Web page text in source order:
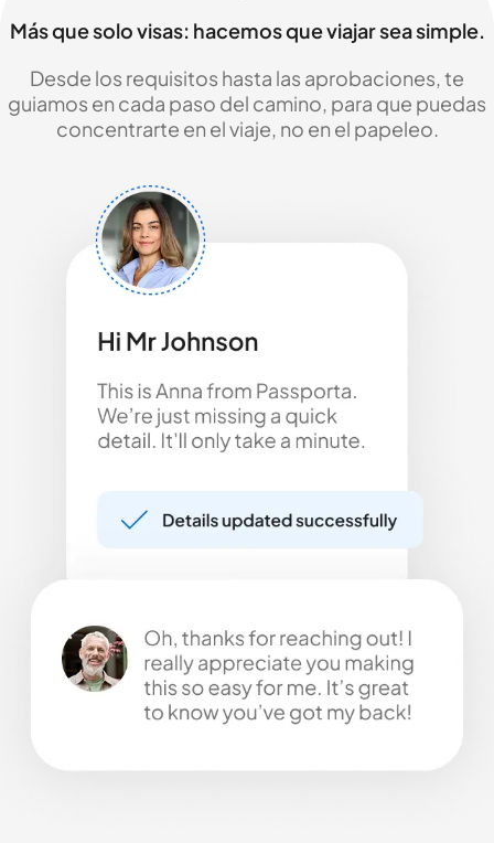
Más que solo visas: hacemos que viajar sea simple.
Desde los requisitos hasta las aprobaciones, te
guiamos en cada paso del camino, para que puedas
concentrarte en el viaje, no en el papeleo.